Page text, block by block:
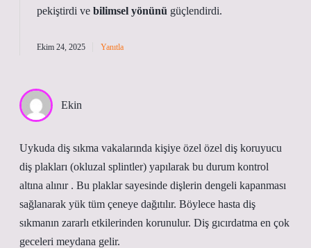
pekiştirdi ve bilimsel yönünü güçlendirdi.
Ekim 24, 2025 Yanıtla
Ekin
Uykuda diş sıkma vakalarında kişiye özel özel diş koruyucu
diş plakları (okluzal splintler) yapılarak bu durum kontrol
altına alınır . Bu plaklar sayesinde dişlerin dengeli kapanması
sağlanarak yük tüm çeneye dağıtılır. Böylece hasta diş
sıkmanın zararlı etkilerinden korunulur. Diş gıcırdatma en çok
geceleri meydana gelir.